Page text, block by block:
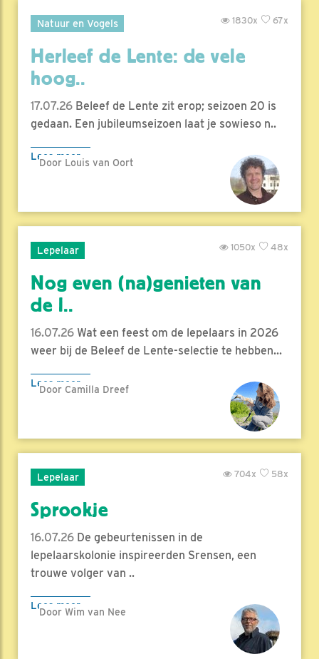
Natuur en Vogels 67x
1830x
Herleef de Lente: de vele
hoog..
17.07.26 Beleef de Lente zit erop; seizoen 20 is
gedaan. Een jubileumseizoen laat je sowieso n..
Lees meer
Door Louis van Oort
Lepelaar 48x
1050x
Nog even (na)genieten van
de l..
16.07.26 Wat een feest om de lepelaars in 2026
weer bij de Beleef de Lente-selectie te hebben...
Lees meer
Door Camilla Dreef
Lepelaar 58x
704x
Sprookje
16.07.26 De gebeurtenissen in de
lepelaarskolonie inspireerden Srensen, een
trouwe volger van ..
Lees meer
Door Wim van Nee